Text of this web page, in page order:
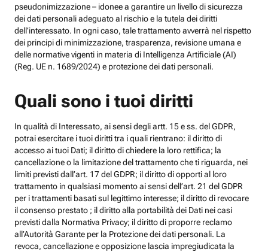
pseudonimizzazione – idonee a garantire un livello di sicurezza
dei dati personali adeguato al rischio e la tutela dei diritti
dell’interessato. In ogni caso, tale trattamento avverrà nel rispetto
dei principi di minimizzazione, trasparenza, revisione umana e
delle normative vigenti in materia di Intelligenza Artificiale (AI)
(Reg. UE n. 1689/2024) e protezione dei dati personali.
Quali sono i tuoi diritti
In qualità di Interessato, ai sensi degli artt. 15 e ss. del GDPR,
potrai esercitare i tuoi diritti tra i quali rientrano: il diritto di
accesso ai tuoi Dati; il diritto di chiedere la loro rettifica; la
cancellazione o la limitazione del trattamento che ti riguarda, nei
limiti previsti dall’art. 17 del GDPR; il diritto di opporti al loro
trattamento in qualsiasi momento ai sensi dell’art. 21 del GDPR
per i trattamenti basati sul legittimo interesse; il diritto di revocare
il consenso prestato ; il diritto alla portabilità dei Dati nei casi
previsti dalla Normativa Privacy; il diritto di proporre reclamo
all’Autorità Garante per la Protezione dei dati personali. La
revoca, cancellazione e opposizione lascia impregiudicata la